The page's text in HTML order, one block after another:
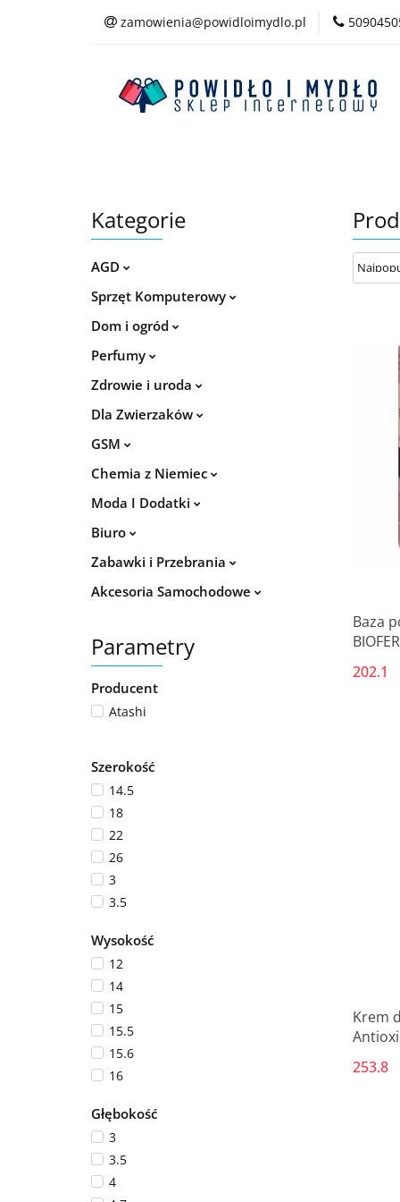
zamowienia@powidloimydlo.pl
Kategorie
AGD
Sprzęt Komputerowy
Dom i ogród
Perfumy
Zdrowie i uroda
Dla Zwierzaków
GSM
Chemia z Niemiec
Moda I Dodatki
Biuro
Zabawki i Przebrania
Akcesoria Samochodowe
Parametry
Producent
Atashi
Szerokość
14.5
18
22
26
3
3.5
4.5
4.7
4.8
5
5.5
6
8
9.5
Wysokość
12
14
15
15.5
15.6
16
17
17.4
17.5
18
Głębokość
3
3.5
4
Baza
202.1
Krem
253.8